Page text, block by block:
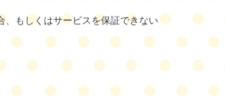
、もしくはサービスを保証できない